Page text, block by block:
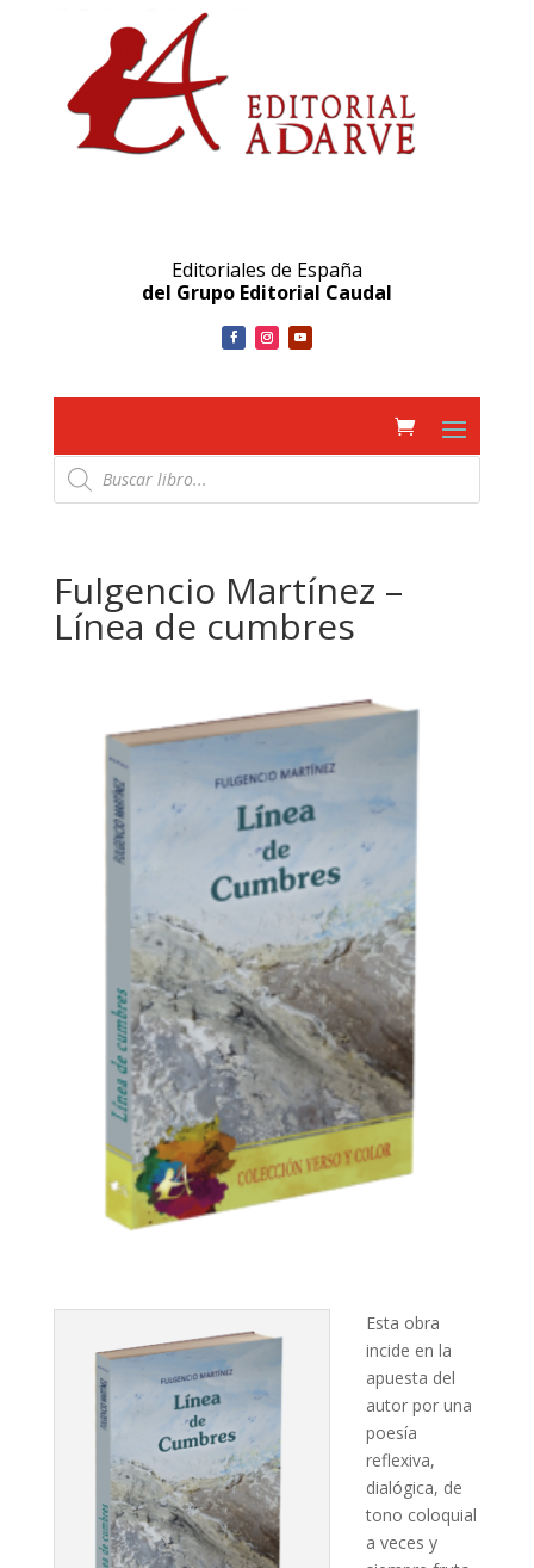
Editoriales de España
del Grupo Editorial Caudal
Búsqueda
de
productos
Fulgencio Martínez –
Línea de cumbres
Esta obra
incide en la
apuesta del
autor por una
poesía
reflexiva,
dialógica, de
tono coloquial
a veces y